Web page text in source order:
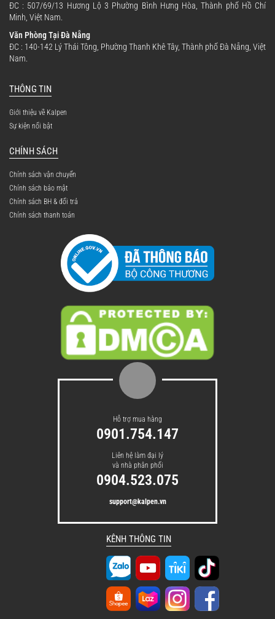
ĐC : 507/69/13 Hương Lộ 3 Phường Bình Hưng Hòa, Thành phố Hồ Chí
Minh, Việt Nam.
Văn Phòng Tại Đà Nẵng
ĐC : 140-142 Lý Thái Tông, Phường Thanh Khê Tây, Thành phố Đà Nẵng, Việt
Nam.
THÔNG TIN
Giới thiệu về Kalpen
Sự kiện nổi bật
CHÍNH SÁCH
Chính sách vận chuyển
Chính sách bảo mật
Chính sách BH & đổi trả
Chính sách thanh toán
Hỗ trợ mua hàng
0901.754.147
Liên hệ làm đại lý
và nhà phân phối
0904.523.075
support@kalpen.vn
KÊNH THÔNG TIN